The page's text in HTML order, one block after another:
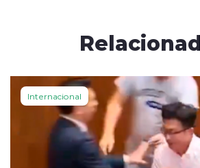
Internacional